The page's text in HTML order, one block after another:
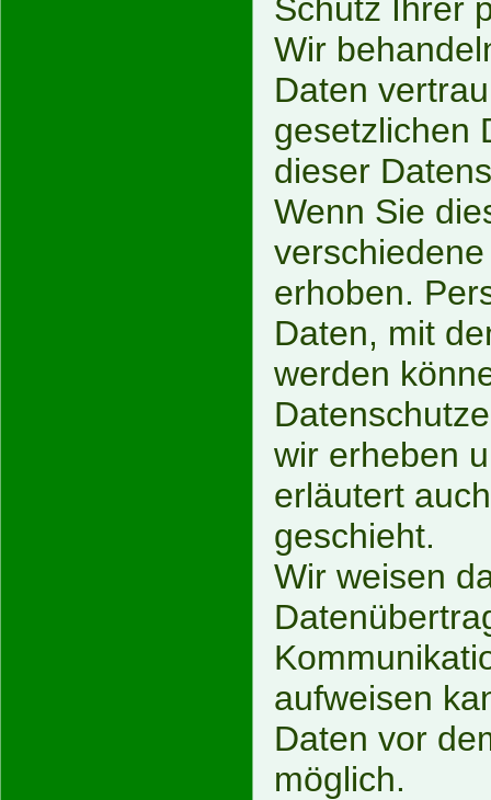
Schutz Ihrer
Wir
Daten
gesetzlichen
dieser
Wenn Sie
erhoben.
Daten, mit
werden
wir erheben
erläutert
geschieht.
Wir weisen
aufweisen
Daten vor
möglich.